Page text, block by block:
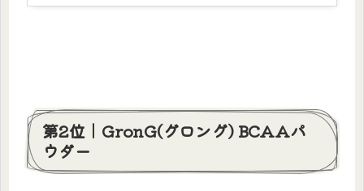
第2位｜GronG(グロング) BCAAパ
ウダー